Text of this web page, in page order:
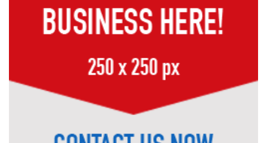
মেহেরপুরে ছাত্র-জনতার ওপর নির্যাতন ও
শতকোটি টাকার দুর্নীতির অভিযোগে অভিযুক্ত পুলিশ কর্মকর্তা
সাভার থানার ওসি পদে
ডোমারে গণঅভ্যুত্থানের ২য় বার্ষিকীতে ১১
দলের গণমিছিল ও আলোচনা সভা
জুলাই সনদ বাস্তবায়ন ও গণহত্যার বিচারের
গণমিছিল ও সমাবেশ